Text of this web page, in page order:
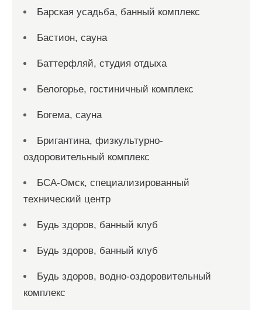
Барская усадьба, банный комплекс
Бастион, сауна
Баттерфляй, студия отдыха
Белогорье, гостиничный комплекс
Богема, сауна
Бригантина, физкультурно-
оздоровительный комплекс
БСА-Омск, специализированный
технический центр
Будь здоров, банный клуб
Будь здоров, банный клуб
Будь здоров, водно-оздоровительный
комплекс